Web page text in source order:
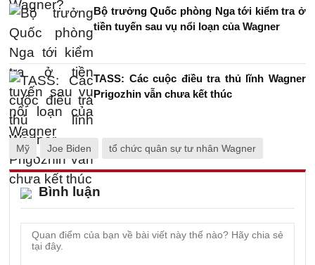
Bộ trưởng Quốc phòng Nga tới kiểm tra ở
tiền tuyến sau vụ nổi loạn của Wagner
TASS: Các cuộc điều tra thủ lĩnh Wagner
Prigozhin vẫn chưa kết thúc
Mỹ Joe Biden tổ chức quân sự tư nhân Wagner
Bình luận